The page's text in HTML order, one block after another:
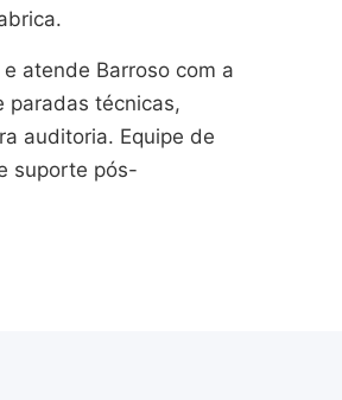
atende Barroso com a
paradas técnicas,
auditoria. Equipe de
suporte pós-